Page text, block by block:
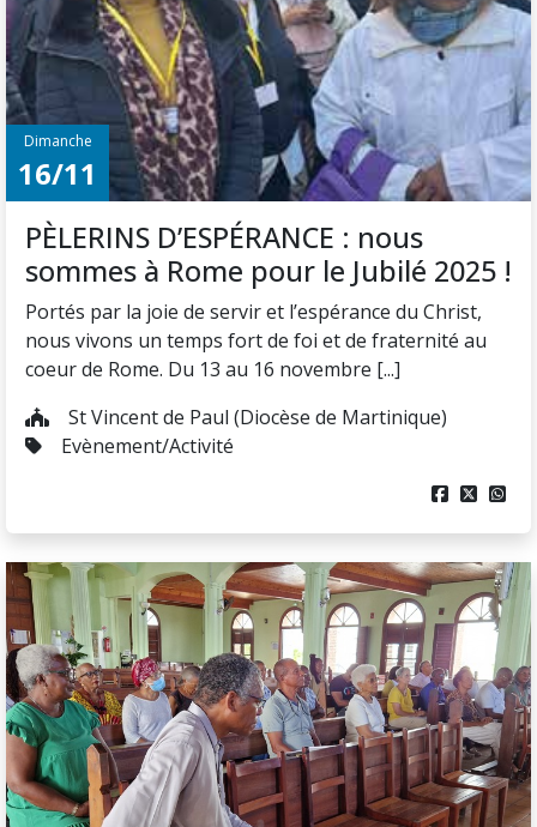
Dimanche
16/11
PÈLERINS D’ESPÉRANCE : nous
sommes à Rome pour le Jubilé 2025 !
Portés par la joie de servir et l’espérance du Christ,
nous vivons un temps fort de foi et de fraternité au
coeur de Rome. Du 13 au 16 novembre [...]
St Vincent de Paul (Diocèse de Martinique)
Evènement/Activité
  